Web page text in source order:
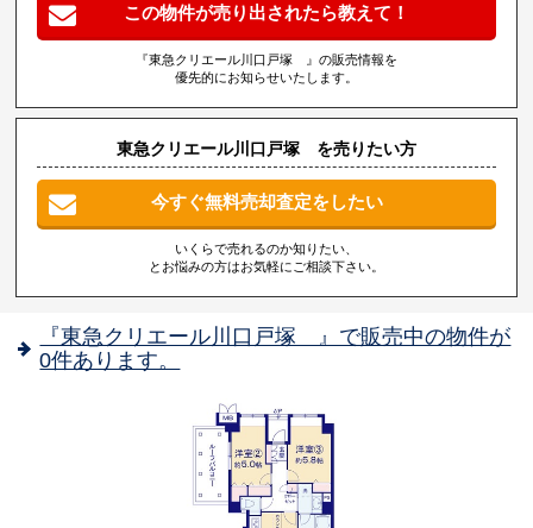
この物件が売り出されたら教えて！
『東急クリエール川口戸塚 』の販売情報を
優先的にお知らせいたします。
東急クリエール川口戸塚 を売りたい方
今すぐ無料売却査定をしたい
いくらで売れるのか知りたい、
とお悩みの方はお気軽にご相談下さい。
『東急クリエール川口戸塚 』で販売中の物件が
0件あります。